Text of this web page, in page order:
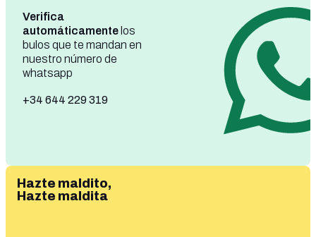
Verifica
automáticamente los
bulos que te mandan en
nuestro número de
whatsapp
+34 644 229 319
Hazte maldito,
Hazte maldita